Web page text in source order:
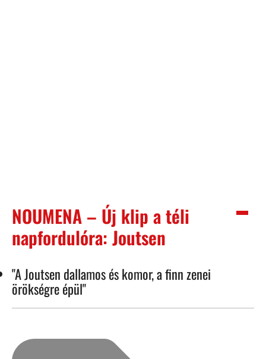
NOUMENA – Új klip a téli
napfordulóra: Joutsen
"A Joutsen dallamos és komor, a finn zenei
örökségre épül"